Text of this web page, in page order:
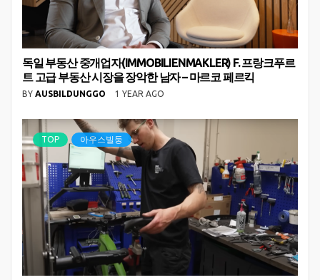
독일 부동산 중개업자(IMMOBILIENMAKLER) F. 프랑크푸르
트 고급 부동산 시장을 장악한 남자 – 마르코 페르킥
BY AUSBILDUNGGO 1 YEAR AGO
TOP 아우스빌둥